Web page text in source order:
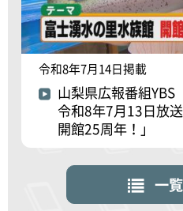
令和8年7月14日掲載
山梨県広報番組YBS
令和8年7月13日放
開館25周年！」
一